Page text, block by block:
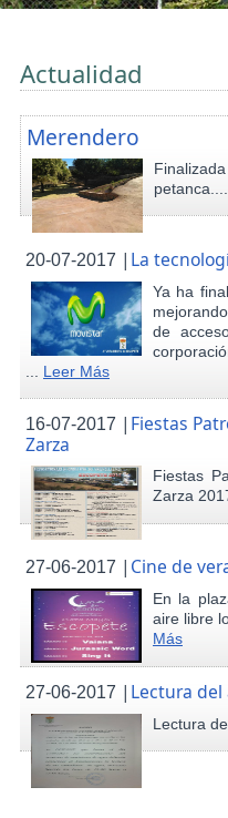
Actualidad
Merendero
20-07-2017 | La
Ya ha
de
Leer Más
16-07-2017 | Fiestas
Zarza
Fiestas
Zarza
27-06-2017 | Cine de
En la
aire libre
Más
27-06-2017 | Lectura del
Lectura